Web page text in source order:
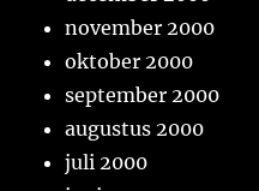
november 2000
oktober 2000
september 2000
augustus 2000
juli 2000